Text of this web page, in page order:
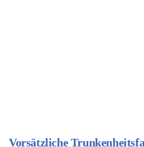
Vorsätzliche